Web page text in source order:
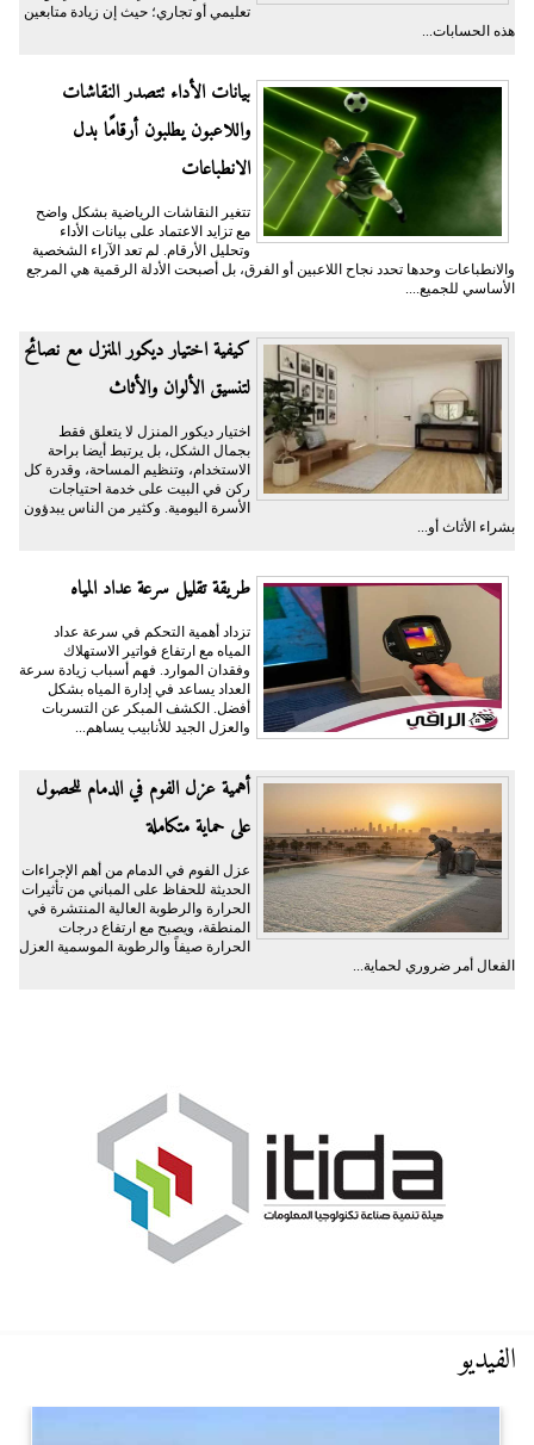
تعليمي أو تجاري؛ حيث إن زيادة متابعين
هذه الحسابات...
بيانات الأداء تتصدر النقاشات
واللاعبون يطلبون أرقامًا بدل
الانطباعات
تتغير النقاشات الرياضية بشكل واضح
مع تزايد الاعتماد على بيانات الأداء
وتحليل الأرقام. لم تعد الآراء الشخصية
والانطباعات وحدها تحدد نجاح اللاعبين أو الفرق، بل أصبحت الأدلة الرقمية هي المرجع
الأساسي للجميع....
كيفية اختيار ديكور المنزل مع نصائح
لتنسيق الألوان والأثاث
اختيار ديكور المنزل لا يتعلق فقط
بجمال الشكل، بل يرتبط أيضا براحة
الاستخدام، وتنظيم المساحة، وقدرة كل
ركن في البيت على خدمة احتياجات
الأسرة اليومية. وكثير من الناس يبدؤون
بشراء الأثاث أو...
طريقة تقليل سرعة عداد المياه
تزداد أهمية التحكم في سرعة عداد
المياه مع ارتفاع فواتير الاستهلاك
وفقدان الموارد. فهم أسباب زيادة سرعة
العداد يساعد في إدارة المياه بشكل
أفضل. الكشف المبكر عن التسربات
والعزل الجيد للأنابيب يساهم...
أهمية عزل الفوم في الدمام للحصول
على حماية متكاملة
عزل الفوم في الدمام من أهم الإجراءات
الحديثة للحفاظ على المباني من تأثيرات
الحرارة والرطوبة العالية المنتشرة في
المنطقة، ويصبح مع ارتفاع درجات
الحرارة صيفاً والرطوبة الموسمية العزل
الفعال أمر ضروري لحماية...
الفيديو